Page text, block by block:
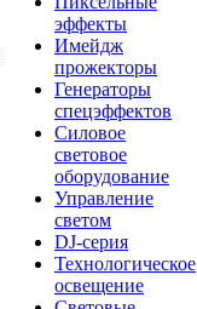
эффекты
Имейдж
прожекторы
Генераторы
спецэффектов
Силовое
световое
оборудование
Управление
светом
DJ-серия
Технологическое
освещение